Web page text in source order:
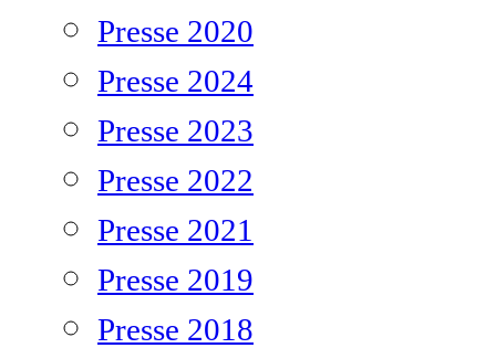
Presse 2020
Presse 2024
Presse 2023
Presse 2022
Presse 2021
Presse 2019
Presse 2018